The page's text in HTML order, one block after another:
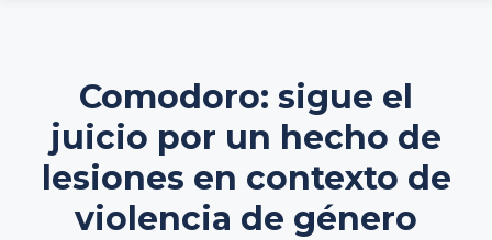
Comodoro: sigue el
juicio por un hecho de
lesiones en contexto de
violencia de género